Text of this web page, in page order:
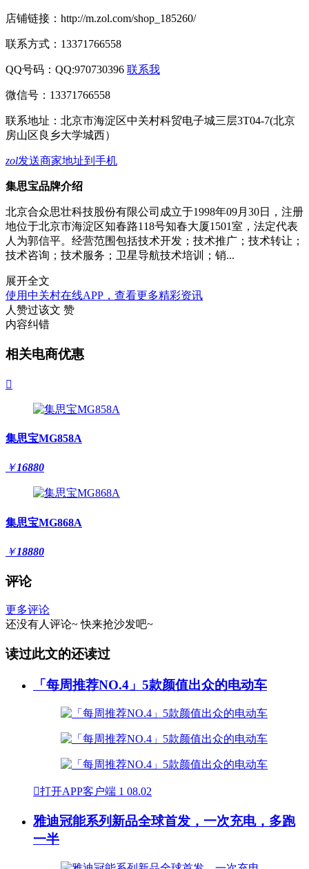
店铺链接： http://m.zol.com/shop_185260/
联系方式： 13371766558
QQ号码：QQ:970730396 联系我
微信号： 13371766558
联系地址： 北京市海淀区中关村科贸电子城三层3T04-7(北京
房山区良乡大学城西）
zol发送商家地址到手机
集思宝品牌介绍
北京合众思壮科技股份有限公司成立于1998年09月30日，注册
地位于北京市海淀区知春路118号知春大厦1501室，法定代表
人为郭信平。经营范围包括技术开发；技术推广；技术转让；
技术咨询；技术服务；卫星导航技术培训；销...
展开全文
使用中关村在线APP，查看更多精彩资讯
人赞过该文 赞
内容纠错
相关电商优惠

集思宝MG858A
￥16880
集思宝MG868A
￥18880
评论
更多评论
还没有人评论~ 快来抢沙发吧~
读过此文的还读过
「每周推荐NO.4」5款颜值出众的电动车
打开APP客户端 1 08.02
雅迪冠能系列新品全球首发，一次充电，多跑
一半